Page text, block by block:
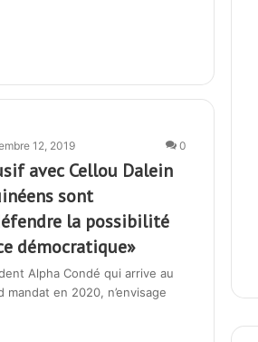
12, 2019 0
avec Cellou Dalein
sont
la possibilité
démocratique»
Alpha Condé qui arrive au
en 2020, n’envisage